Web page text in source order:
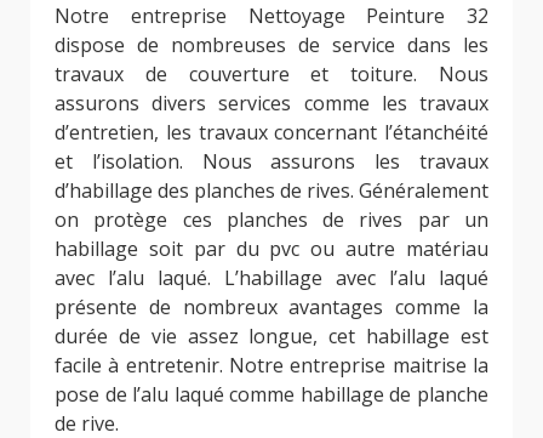
Notre entreprise Nettoyage Peinture 32
dispose de nombreuses de service dans les
travaux de couverture et toiture. Nous
assurons divers services comme les travaux
d’entretien, les travaux concernant l’étanchéité
et l’isolation. Nous assurons les travaux
d’habillage des planches de rives. Généralement
on protège ces planches de rives par un
habillage soit par du pvc ou autre matériau
avec l’alu laqué. L’habillage avec l’alu laqué
présente de nombreux avantages comme la
durée de vie assez longue, cet habillage est
facile à entretenir. Notre entreprise maitrise la
pose de l’alu laqué comme habillage de planche
de rive.